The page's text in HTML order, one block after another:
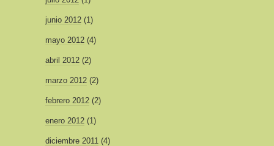
junio 2012 (1)
mayo 2012 (4)
abril 2012 (2)
marzo 2012 (2)
febrero 2012 (2)
enero 2012 (1)
diciembre 2011 (4)